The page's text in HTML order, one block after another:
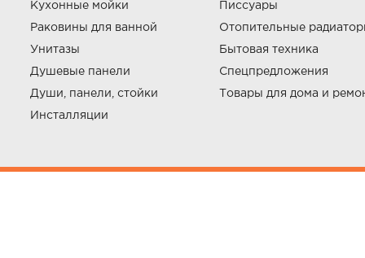
Кухонные мойки
Раковины для ванной
Унитазы
Душевые панели
Души, панели, стойки
Инсталляции
Писсуары
Отопительные
Бытовая техника
Спецпредложения
Товары для дома и